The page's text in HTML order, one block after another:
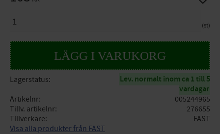
st
Lagerstatus
Lev. normalt inom ca 1 till 5
vardagar
Artikelnr
005244965
Tillv. artikelnr
276655
Tillverkare
FAST
Visa alla produkter från FAST